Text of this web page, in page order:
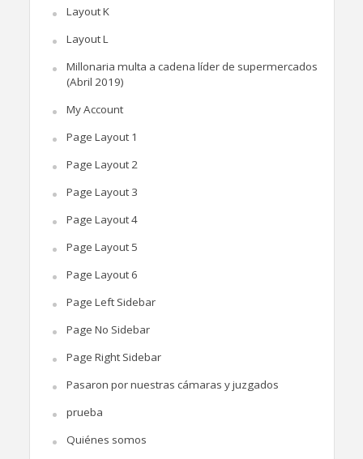
Layout K
Layout L
Millonaria multa a cadena líder de supermercados
(Abril 2019)
My Account
Page Layout 1
Page Layout 2
Page Layout 3
Page Layout 4
Page Layout 5
Page Layout 6
Page Left Sidebar
Page No Sidebar
Page Right Sidebar
Pasaron por nuestras cámaras y juzgados
prueba
Quiénes somos